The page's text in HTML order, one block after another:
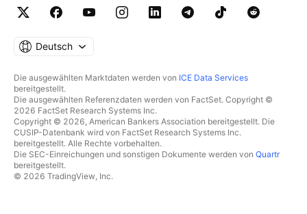
Deutsch
Die ausgewählten Marktdaten werden von ICE Data Services
bereitgestellt.
Die ausgewählten Referenzdaten werden von FactSet. Copyright ©
2026 FactSet Research Systems Inc.
Copyright © 2026, American Bankers Association bereitgestellt. Die
CUSIP-Datenbank wird von FactSet Research Systems Inc.
bereitgestellt. Alle Rechte vorbehalten.
Die SEC-Einreichungen und sonstigen Dokumente werden von Quartr
bereitgestellt.
© 2026 TradingView, Inc.